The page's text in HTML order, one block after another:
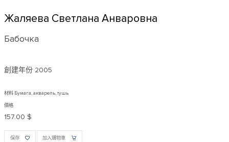
Жаляева Светлана Анваровна
Бабочка
創建年份 2005
材料 Бумага, акварель, тушь
價格
157.00 $
保存 加入購物車